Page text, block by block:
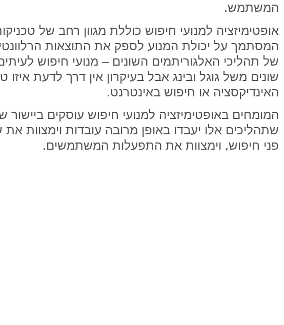
המשתמש.
אופטימיזציה למנועי חיפוש כוללת מגוון רחב של
המסתמך על יכולת המנוע לספק את התוצאות
של תהליכי האלגוריתמים השונים – מנועי חיפוש
שונים משל גוגל ובינג אבל בעיקרון אין דרך לדעת
האינדיקסציה או חיפוש באינטרנט.
המומחים באופטימיזציה למנועי חיפוש עוסקים ביישור
שתהליכים אלו יעבדו באופן מרובה עובדות וימצוות
פני חיפוש, וימצוות את התפעלות המשתמשים.